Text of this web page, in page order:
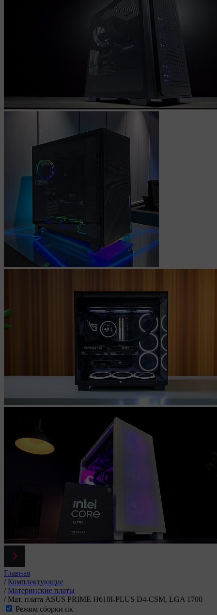
Главная
/ Комплектующие
/ Материнские платы
/ Мат. плата ASUS PRIME H610I-PLUS D4-CSM, LGA 1700
Режим сборки пк